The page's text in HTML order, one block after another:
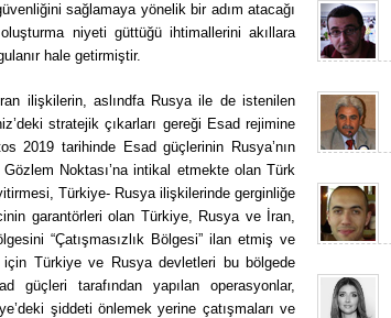
sağlamaya yönelik bir adım atacağı
niyeti güttüğü ihtimallerini akıllara
hale getirmiştir.
ilişkilerin, aslındfa Rusya ile de istenilen
stratejik çıkarları gereği Esad rejimine
2019 tarihinde Esad güçlerinin Rusya’nın
Noktası’na intikal etmekte olan Türk
Türkiye- Rusya ilişkilerinde gerginliğe
garantörleri olan Türkiye, Rusya ve İran,
“Çatışmasızlık Bölgesi” ilan etmiş ve
için Türkiye ve Rusya devletleri bu bölgede
güçleri tarafından yapılan operasyonlar,
şiddeti önlemek yerine çatışmaları ve